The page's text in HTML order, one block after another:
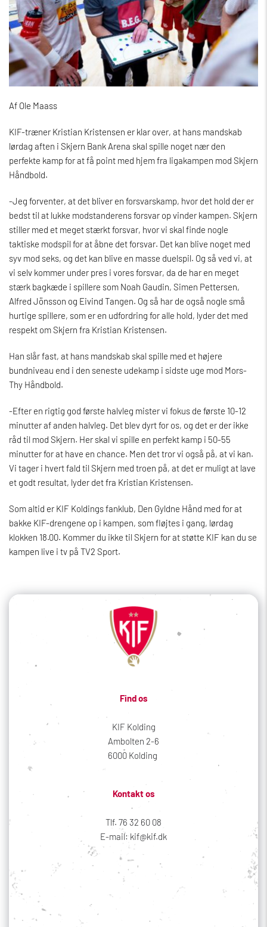
Af Ole Maass
KIF-træner Kristian Kristensen er klar over, at hans mandskab
lørdag aften i Skjern Bank Arena skal spille noget nær den
perfekte kamp for at få point med hjem fra ligakampen mod Skjern
Håndbold.
-Jeg forventer, at det bliver en forsvarskamp, hvor det hold der er
bedst til at lukke modstanderens forsvar op vinder kampen. Skjern
stiller med et meget stærkt forsvar, hvor vi skal finde nogle
taktiske modspil for at åbne det forsvar. Det kan blive noget med
syv mod seks, og det kan blive en masse duelspil. Og så ved vi, at
vi selv kommer under pres i vores forsvar, da de har en meget
stærk bagkæde i spillere som Noah Gaudin, Simen Pettersen,
Alfred Jönsson og Eivind Tangen. Og så har de også nogle små
hurtige spillere, som er en udfordring for alle hold, lyder det med
respekt om Skjern fra Kristian Kristensen.
Han slår fast, at hans mandskab skal spille med et højere
bundniveau end i den seneste udekamp i sidste uge mod Mors-
Thy Håndbold.
-Efter en rigtig god første halvleg mister vi fokus de første 10-12
minutter af anden halvleg. Det blev dyrt for os, og det er der ikke
råd til mod Skjern. Her skal vi spille en perfekt kamp i 50-55
minutter for at have en chance. Men det tror vi også på, at vi kan.
Vi tager i hvert fald til Skjern med troen på, at det er muligt at lave
et godt resultat, lyder det fra Kristian Kristensen.
Som altid er KIF Koldings fanklub, Den Gyldne Hånd med for at
bakke KIF-drengene op i kampen, som fløjtes i gang, lørdag
klokken 18.00. Kommer du ikke til Skjern for at støtte KIF kan du se
kampen live i tv på TV2 Sport.
Find os
KIF Kolding
Ambolten 2-6
6000 Kolding
Kontakt os
Tlf. 76 32 60 08
E-mail: kif@kif.dk
Sociale medier